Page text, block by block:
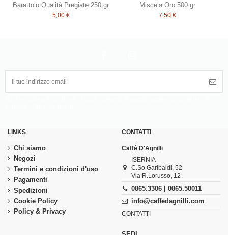
Barattolo Qualità Pregiate 250 gr
5,00 €
Miscela Oro 500 gr
7,50 €
LINKS
Chi siamo
Negozi
Termini e condizioni d'uso
Pagamenti
Spedizioni
Cookie Policy
Policy & Privacy
CONTATTI
Caffé D'Agnilli
ISERNIA
C.So Garibaldi, 52
Via R.Lorusso, 12
0865.3306 | 0865.50011
info@caffedagnilli.com
CONTATTI